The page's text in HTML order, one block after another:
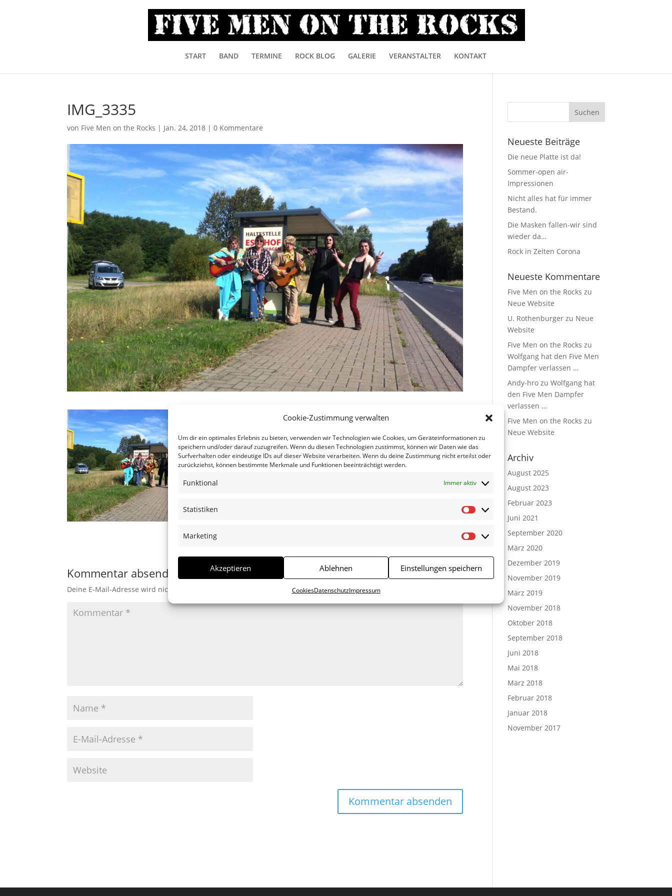
Cookie-Zustimmung verwalten
Um dir ein optimales Erlebnis zu bieten, verwenden wir Technologien wie Cookies, um Geräteinformationen zu
speichern und/oder darauf zuzugreifen. Wenn du diesen Technologien zustimmst, können wir Daten wie das
Surfverhalten oder eindeutige IDs auf dieser Website verarbeiten. Wenn du deine Zustimmung nicht erteilst oder
zurückziehst, können bestimmte Merkmale und Funktionen beeinträchtigt werden.
Funktional Immer aktiv
Statistiken
Statistiken
Marketing
Marketing
Akzeptieren Ablehnen Einstellungen speichern
CookiesDatenschutzImpressum
START BAND TERMINE ROCK BLOG GALERIE VERANSTALTER KONTAKT
IMG_3335
von Five Men on the Rocks | Jan. 24, 2018 |0 Kommentare
Kommentar absenden
Deine E-Mail-Adresse wird nicht veröffentlicht. Erforderliche Felder sind mit*markiert
Neueste Beiträge
Die neue Platte ist da!
Sommer-open air-
Impressionen
Nicht alles hat für immer
Bestand.
Die Masken fallen-wir sind
wieder da…
Rock in Zeiten Corona
Neueste Kommentare
Five Men on the Rocks zu
Neue Website
U. Rothenburger zu Neue
Website
Five Men on the Rocks zu
Wolfgang hat den Five Men
Dampfer verlassen …
Andy-hro zuWolfgang hat
den Five Men Dampfer
verlassen …
Five Men on the Rocks zu
Neue Website
Archiv
August 2025
August 2023
Februar 2023
Juni 2021
September 2020
März 2020
Dezember 2019
November 2019
März 2019
November 2018
Oktober 2018
September 2018
Juni 2018
Mai 2018
März 2018
Februar 2018
Januar 2018
November 2017